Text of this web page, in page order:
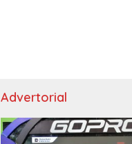
Advertorial